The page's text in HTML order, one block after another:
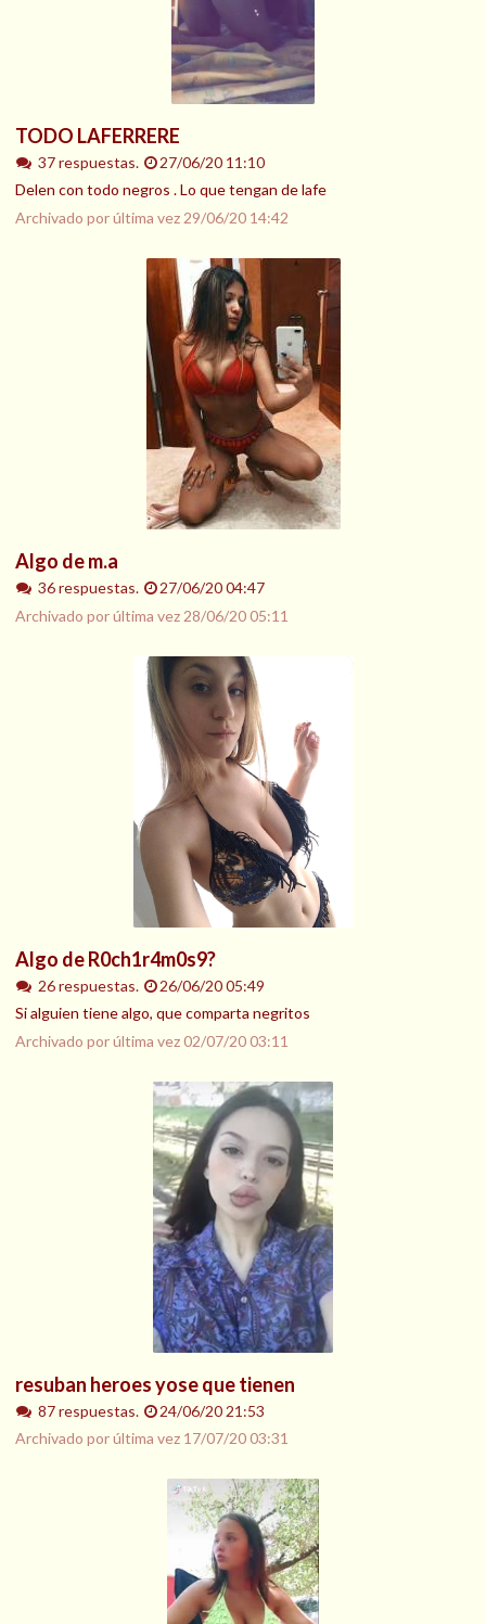
TODO LAFERRERE
37 respuestas.
27/06/20 11:10
Delen con todo negros . Lo que tengan de lafe
Archivado por última vez 29/06/20 14:42
Algo de m.a
36 respuestas.
27/06/20 04:47
Archivado por última vez 28/06/20 05:11
Algo de R0ch1r4m0s9?
26 respuestas.
26/06/20 05:49
Si alguien tiene algo, que comparta negritos
Archivado por última vez02/07/20 03:11
resuban heroes yose que tienen
87 respuestas.
24/06/20 21:53
Archivado por última vez 17/07/20 03:31